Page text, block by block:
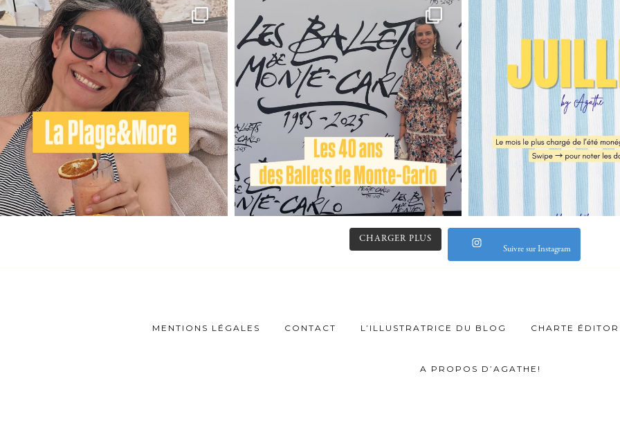
CHARGER PLUS
Suivre sur Instagram
MENTIONS LÉGALES CONTACT L’ILLUSTRATRICE DU BLOG CHARTE
A PROPOS D’AGATHE!